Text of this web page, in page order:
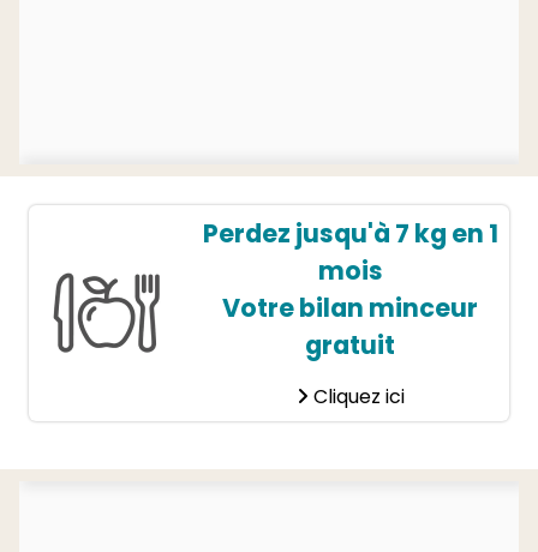
Perdez jusqu'à 7 kg en 1
mois
Votre bilan minceur
gratuit
Cliquez ici